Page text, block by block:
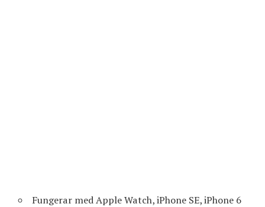
Fungerar med Apple Watch, iPhone SE, iPhone 6